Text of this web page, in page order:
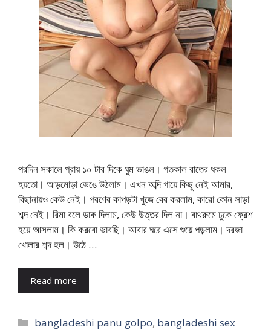
পরদিন সকালে প্রায় ১০ টার দিকে ঘুম ভাঙল। গতকাল রাতের ধকল
হয়তো। আড়মোড়া ভেঙে উঠলাম। এখন অব্দি গায়ে কিছু নেই আমার,
বিছানায়ও কেউ নেই। পরণের কাপড়টা খুজে বের করলাম, কারো কোন সাড়া
শব্দ নেই। রিমা বলে ডাক দিলাম, কেউ উত্তর দিল না। বাথরুমে ঢুকে ফ্রেশ
হয়ে আসলাম। কি করবো ভাবছি। আবার ঘরে এসে শুয়ে পড়লাম। দরজা
খোলার শব্দ হল। উঠে …
Read more
Categories
bangladeshi panu golpo, bangladeshi sex